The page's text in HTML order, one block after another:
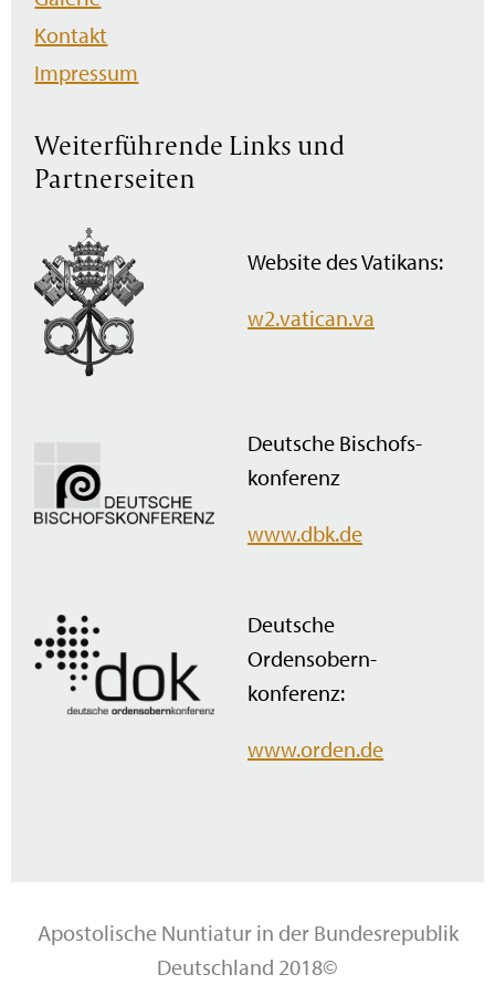
Kontakt
Impressum
Weiterführende Links und
Partnerseiten
Website des Vatikans:
w2.vatican.va
Deutsche Bischofs­
konferenz
www.dbk.de
Deutsche
Ordensobern­
konferenz:
www.orden.de
Apostolische Nuntiatur in der Bundesrepublik
Deutschland 2018©